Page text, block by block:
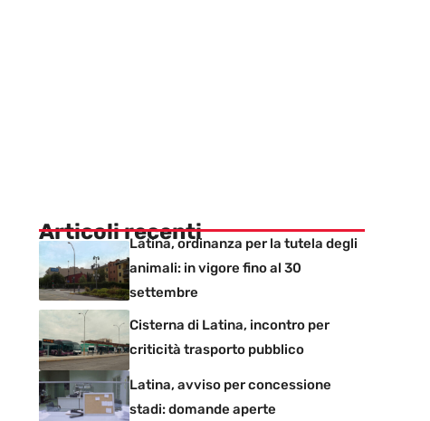
Articoli recentiLatina, ordinanza per la tutela degli
animali: in vigore fino al 30
settembre
Cisterna di Latina, incontro per
criticità trasporto pubblico
Latina, avviso per concessione
stadi: domande aperte